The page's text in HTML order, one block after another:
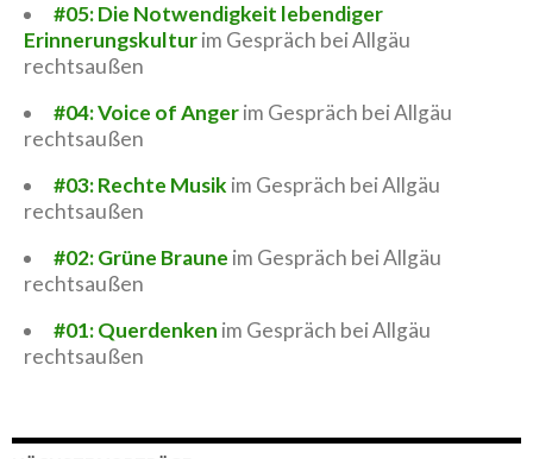
#05: Die Notwendigkeit lebendiger
Erinnerungskulturim Gespräch bei Allgäu
rechtsaußen
#04: Voice of Angerim Gespräch bei Allgäu
rechtsaußen
#03: Rechte Musik im Gespräch bei Allgäu
rechtsaußen
#02: Grüne Braune im Gespräch bei Allgäu
rechtsaußen
#01: Querdenken im Gespräch bei Allgäu
rechtsaußen